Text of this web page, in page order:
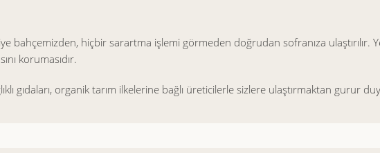
bahçemizden, hiçbir sarartma işlemi görmeden doğrudan sofranıza
korumasıdır.
gıdaları, organik tarım ilkelerine bağlı üreticilerle sizlere ulaştırmaktan gurur